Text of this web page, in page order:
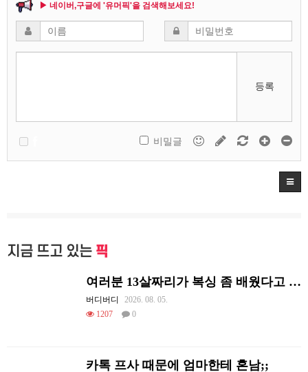
▶ 네이버,구글에 '유머픽'을 검색해보세요!
등록
비밀글
지금 뜨고 있는 픽
여러분 13살짜리가 복싱 좀 배웠다고 깝치는데 어떻게 할까요?
버디버디
2026. 08. 05.
1207
0
카톡 프사 때문에 엄마한테 혼남;;